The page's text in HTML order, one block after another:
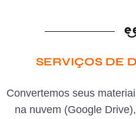
SERVIÇOS DE
Convertemos seus
na nuvem (Google